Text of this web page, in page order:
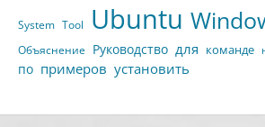
System Tool Ubuntu
Объяснение Руководство для команде
по примеров установить